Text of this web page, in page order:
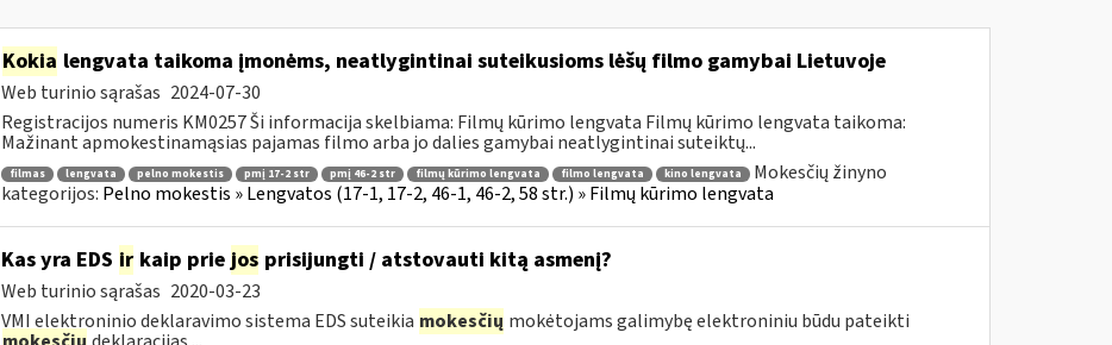
Kokia lengvata taikoma įmonėms, neatlygintinai suteikusioms lėšų filmo gamybai Lietuvoje
Web turinio sąrašas 2024-07-30
Registracijos numeris KM0257 Ši informacija skelbiama: Filmų kūrimo lengvata Filmų kūrimo lengvata taikoma:
Mažinant apmokestinamąsias pajamas filmo arba jo dalies gamybai neatlygintinai suteiktų...
filmas lengvata pelno mokestis pmį 17-2 str pmį 46-2 str filmų kūrimo lengvata filmo lengvata kino lengvata
Mokesčių žinyno
kategorijos: Pelno mokestis » Lengvatos (17-1, 17-2, 46-1, 46-2, 58 str.) » Filmų kūrimo lengvata
Kas yra EDS irkaip priejos prisijungti / atstovauti kitą asmenį?
Web turinio sąrašas 2020-03-23
VMI elektroninio deklaravimo sistema EDS suteikia mokesčių mokėtojams galimybę elektroniniu būdu pateikti